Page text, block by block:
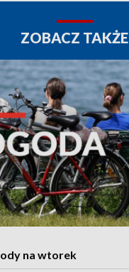
ZOBACZ TAKŻE
na wtorek